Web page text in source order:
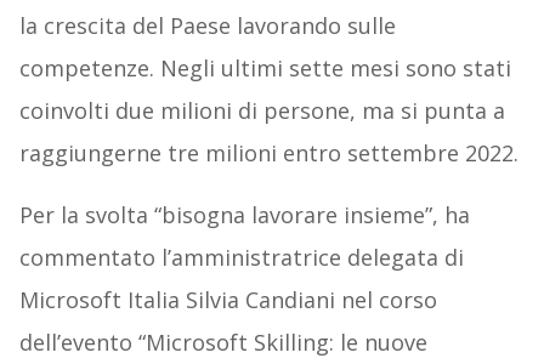
la crescita del Paese lavorando sulle
competenze. Negli ultimi sette mesi sono stati
coinvolti due milioni di persone, ma si punta a
raggiungerne tre milioni entro settembre 2022.
Per la svolta “bisogna lavorare insieme”, ha
commentato l’amministratrice delegata di
Microsoft Italia Silvia Candiani nel corso
dell’evento “Microsoft Skilling: le nuove